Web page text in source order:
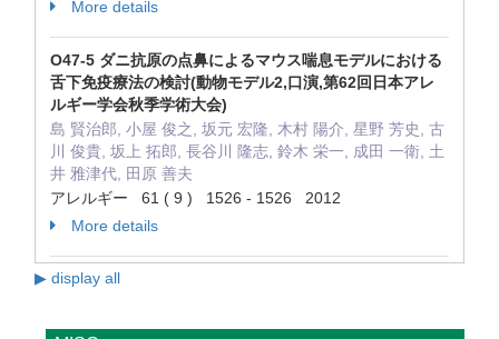
More details
O47-5 ダニ抗原の点鼻によるマウス喘息モデルにおける
舌下免疫療法の検討(動物モデル2,口演,第62回日本アレ
ルギー学会秋季学術大会)
島 賢治郎, 小屋 俊之, 坂元 宏隆, 木村 陽介, 星野 芳史, 古
川 俊貴, 坂上 拓郎, 長谷川 隆志, 鈴木 栄一, 成田 一衛, 土
井 雅津代, 田原 善夫
アレルギー 61 ( 9 ) 1526 - 1526 2012
More details
▶ display all